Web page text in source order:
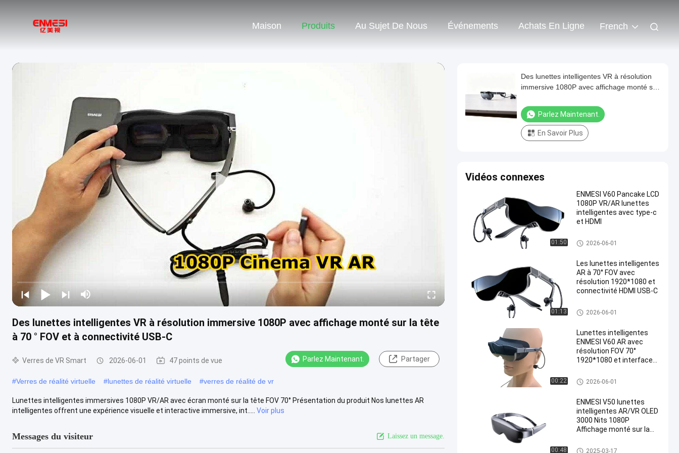
Maison Produits Au Sujet De Nous Événements Achats En Ligne French
Des lunettes intelligentes VR à résolution immersive 1080P avec affichage monté sur la tête
à 70 ° FOV et à connectivité USB-C
Verres de VR Smart 2026-06-01 47 points de vue Parlez Maintenant. Partager
#Verres de réalité virtuelle #lunettes de réalité virtuelle #verres de réalité de vr
Lunettes intelligentes immersives 1080P VR/AR avec écran monté sur la tête FOV 70° Présentation du produit Nos lunettes AR
intelligentes offrent une expérience visuelle et interactive immersive, int.....
Voir plus
Messages du visiteur Laissez un message.
Des lunettes intelligentes VR à résolution
immersive 1080P avec affichage monté sur
Parlez Maintenant.
En Savoir Plus
Vidéos connexes
01:50
ENMESI V60 Pancake LCD
1080P VR/AR lunettes
intelligentes avec type-c
et HDMI
Verres de VR Smart
2026-06-01
01:13
Les lunettes intelligentes
AR à 70° FOV avec
résolution 1920*1080 et
connectivité HDMI USB-C
Verres de VR Smart
2026-06-01
00:22
Lunettes intelligentes
ENMESI V60 AR avec
résolution FOV 70°
1920*1080 et interface
augmentée
Verres de VR Smart
2026-06-01
00:48
ENMESI V50 lunettes
intelligentes AR/VR OLED
3000 Nits 1080P
Affichage monté sur la
Verres de VR Smart
2025-03-17